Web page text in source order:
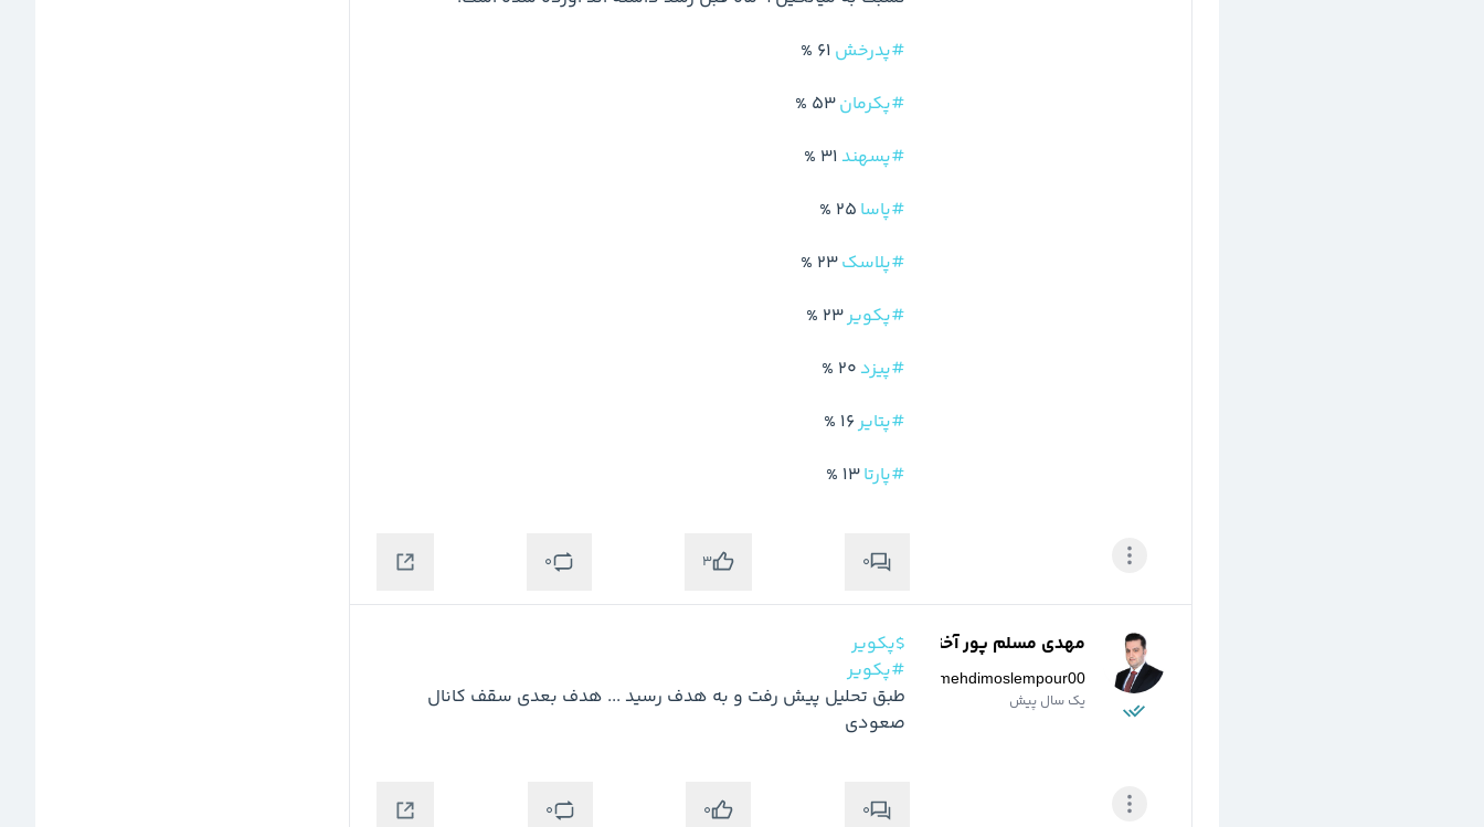
#پدرخش
#پکرمان
#پسهند
#پاسا
#پلاسک
#پکویر
#پیزد
#پتایر
#پارتا 13 %
0
3
0
مهدی مسلم پور آخته خانه
mehdimoslempour00
یک سال پیش
$پکویر
#پکویر
صعودی
0
0
0